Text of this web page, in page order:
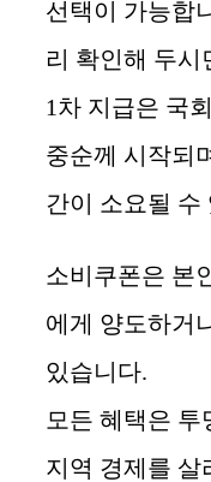
선택이 가능합
리 확인해 두시
1차 지급은 국
중순께 시작되
간이 소요될 수
소비쿠폰은 본
에게 양도하거
있습니다.
모든 혜택은 투
지역 경제를 살